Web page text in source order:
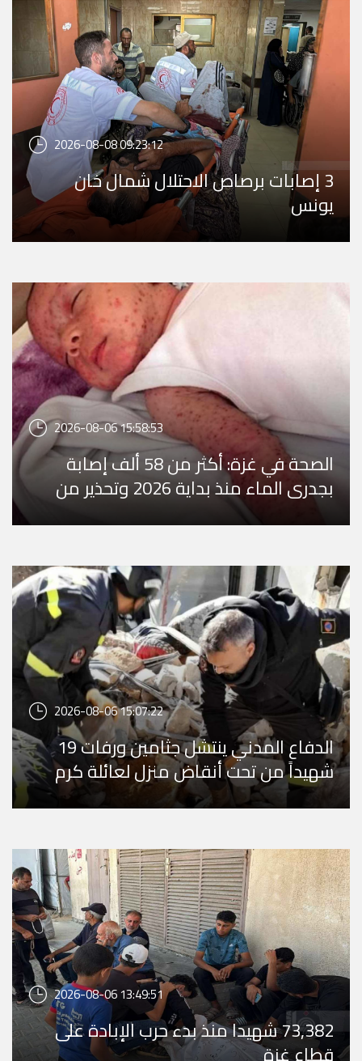
2026-08-08 09:23:12
3 إصابات برصاص الاحتلال شمال خان
يونس
2026-08-06 15:58:53
الصحة في غزة: أكثر من 58 ألف إصابة
بجدري الماء منذ بداية 2026 وتحذير من
تفشٍ وبائي
2026-08-06 15:07:22
الدفاع المدني ينتشل جثامين ورفات 19
شهيداً من تحت أنقاض منزل لعائلة كرم
في تل الهوا وي ...
2026-08-06 13:49:51
73,382 شهيدا منذ بدء حرب الإبادة على